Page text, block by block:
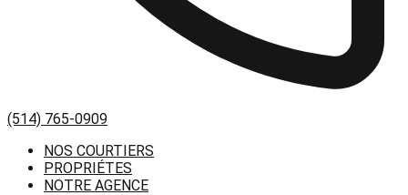
(514) 765-0909
NOS COURTIERS
PROPRIÉTES
NOTRE AGENCE